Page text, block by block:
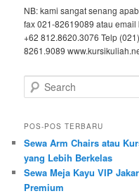
NB: kami sangat senang
fax 021-82619089 atau
+62 812.8620.3076 Telp
8261.9089
Search
POS-POS TERBARU
Sewa Arm Chairs atau
yang Lebih Berkelas
Sewa Meja Kayu VIP
Premium